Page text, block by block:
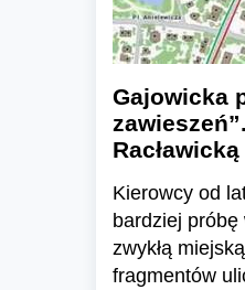
Gajowicka
Racławicką
Kierowcy od
bardziej
zwykłą
fragmentów